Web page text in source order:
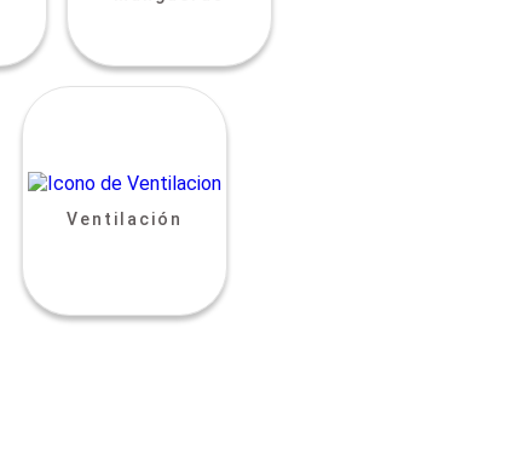
Ventilación